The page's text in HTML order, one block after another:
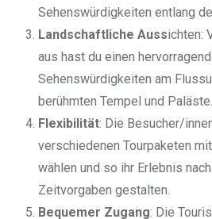
Sehenswürdigkeiten entlang
Landschaftliche Aussichten:
aus hast du einen
Sehenswürdigkeiten am
berühmten Tempel und Paläste.
Flexibilität: Die Besucher/
verschiedenen Tourpaketen
wählen und so ihr Erlebnis
Zeitvorgaben gestalten.
Bequemer Zugang: Die